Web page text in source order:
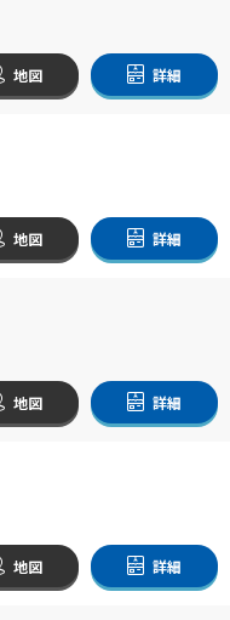
地図 詳細
地図 詳細
地図 詳細
地図 詳細